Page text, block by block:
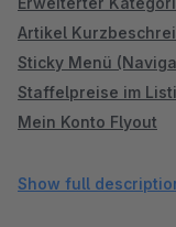
Artikel
Sticky Menü
Staffelpreise im
Mein Konto Flyout
Linke Spalte / Menü
Show full